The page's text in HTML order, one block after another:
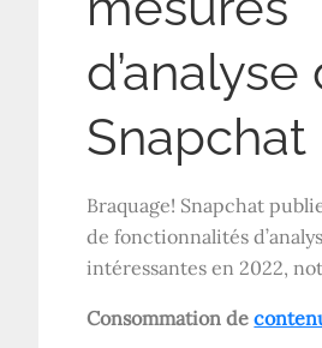
d’analyse
Snapchat
Braquage! Snapchat
de fonctionnalités
intéressantes en 2022,
Consommation de